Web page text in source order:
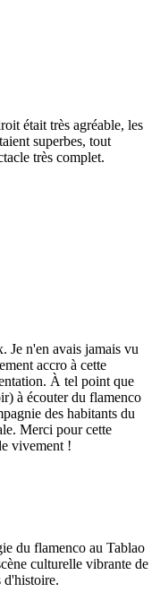
était très agréable, les
superbes, tout
très complet.
Je n'en avais jamais vu
accro à cette
À tel point que
à écouter du flamenco
des habitants du
Merci pour cette
vivement !
du flamenco au Tablao
culturelle vibrante de
d'histoire.